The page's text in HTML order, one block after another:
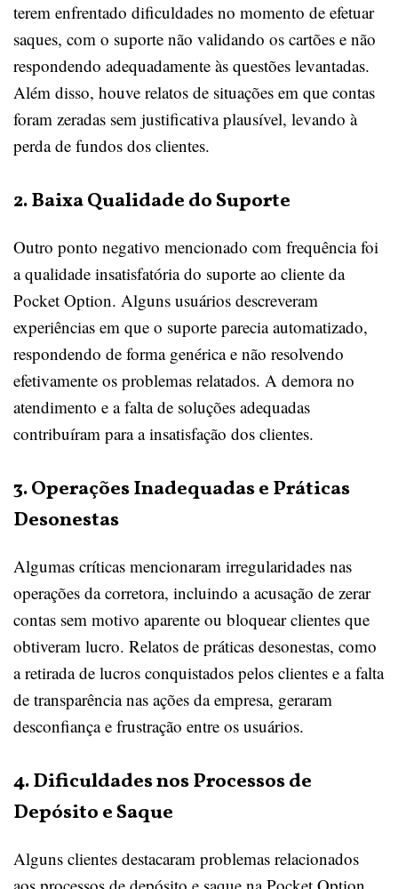
terem enfrentado dificuldades no momento de efetuar
saques, com o suporte não validando os cartões e não
respondendo adequadamente às questões levantadas.
Além disso, houve relatos de situações em que contas
foram zeradas sem justificativa plausível, levando à
perda de fundos dos clientes.
2. Baixa Qualidade do Suporte
Outro ponto negativo mencionado com frequência foi
a qualidade insatisfatória do suporte ao cliente da
Pocket Option. Alguns usuários descreveram
experiências em que o suporte parecia automatizado,
respondendo de forma genérica e não resolvendo
efetivamente os problemas relatados. A demora no
atendimento e a falta de soluções adequadas
contribuíram para a insatisfação dos clientes.
3. Operações Inadequadas e Práticas
Desonestas
Algumas críticas mencionaram irregularidades nas
operações da corretora, incluindo a acusação de zerar
contas sem motivo aparente ou bloquear clientes que
obtiveram lucro. Relatos de práticas desonestas, como
a retirada de lucros conquistados pelos clientes e a falta
de transparência nas ações da empresa, geraram
desconfiança e frustração entre os usuários.
4. Dificuldades nos Processos de
Depósito e Saque
Alguns clientes destacaram problemas relacionados